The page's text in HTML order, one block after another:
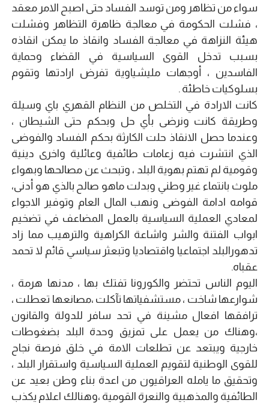
سواء من تظاهر ومن توسد الفساد حتى اصبح الامر معقد
، فشلت الحكومة في معالجة ظاهرة التظاهر وفشلت
هيئة النزاهة في معالجة الفساد وانقاذ ما يمكن انقاذه
بسبب تدخل القوى السياسية في القضاء وحماية
الفاسدين ، أوجهات مليشياوية تفرض ارادتها وتقوم
بسلوكيات خاطئة .
كانت الارادة في التخلص من النظام القهري باي وسيلة
وطريقة كانت ونرضى بأي حل وبحكم حتى الشيطان ،
وعندما حصل الانقاذ حلت الكارثة بحكم الفساد والفوضى
الذي انتشرت فيه زعامات طائفية وعائلية واخرى دينية
وقومية لم تهتم بهوية البلد ، وتبحث عن مصالحها وبهواء
ملوث بانتماء غير وطني وبدلت ماهو صالح بالذي هو أدنى،
قوامه ادامة الفوضى ونهب المال العام وتوفير الاجواء
لمعادي العملية السياسية بالعمل المضاعف في تضخيم
ابواب الفتنة والشر واشاعة الكراهية والترهيب مما زاد
تدهورالبلد اجتماعيا واقتصاديا وتبعثر سياسي قائم لا تحمد
عقباه.
اليوم الناس تحتضر والكورونا تفتك بها ، مدنها هرمة ،
شوارعها شاخت ، مستشفياتها تآكلت ،مصانعها تعطلت ،
ترافقها افعال مشينة في تحد سافر للدولة والقانون
،وهناك من يعمل على تمزيق وحدة البلد بضغوطات
خارجية ويبتعد عن تطلعات الامة في خلق فرصة نجاح
للقوى الوطنية لتقويم العملية السياسية واستقرار البلد ،
وتحقيق ما يامله العراقيون من اعدة بناء وطن بعيد عن
الطائفية والمذهبية والنعرة القومية ،وهنالك اعلام يكذب